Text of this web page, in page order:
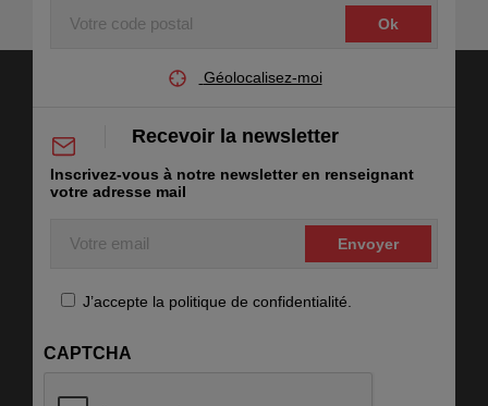
Votre
code
Géolocalisez-moi
Recevoir la newsletter
Inscrivez-vous à notre newsletter en renseignant
votre adresse mail
Votre
email
CAPTCHA
RGPDJ’accepte la politique de confidentialité.